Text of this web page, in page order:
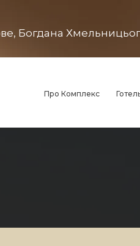
Богдана
Про Комплекс